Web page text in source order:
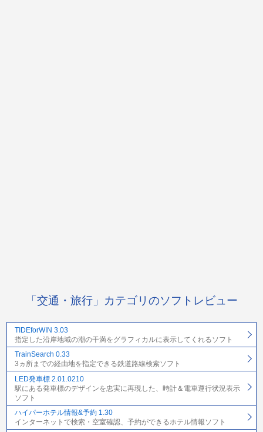
「交通・旅行」カテゴリのソフトレビュー
TIDEforWIN 3.03
指定した沿岸地域の潮の干満をグラフィカルに表示してくれるソフト
TrainSearch 0.33
3ヵ所までの経由地を指定できる鉄道路線検索ソフト
LED発車標 2.01.0210
駅にある発車標のデザインを忠実に再現した、時計＆電車運行状況表示
ソフト
ハイパーホテル情報&予約 1.30
インターネットで検索・空室確認、予約ができるホテル情報ソフト